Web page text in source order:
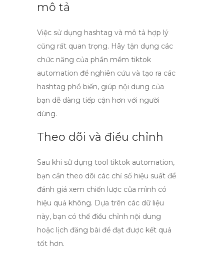
mô tả
Việc sử dụng hashtag và mô tả hợp lý
cũng rất quan trọng. Hãy tận dụng các
chức năng của phần mềm tiktok
automation để nghiên cứu và tạo ra các
hashtag phổ biến, giúp nội dung của
bạn dễ dàng tiếp cận hơn với người
dùng.
Theo dõi và điều chỉnh
Sau khi sử dụng tool tiktok automation,
bạn cần theo dõi các chỉ số hiệu suất để
đánh giá xem chiến lược của mình có
hiệu quả không. Dựa trên các dữ liệu
này, bạn có thể điều chỉnh nội dung
hoặc lịch đăng bài để đạt được kết quả
tốt hơn.